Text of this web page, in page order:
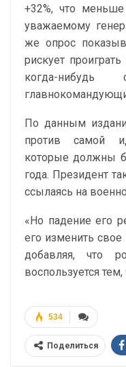
+32%, что
уважаемому
же опрос
рискует
когда-
По данным
против самой
которые должны
года. Президент
ссылаясь на
«Но падение его
его изменить
добавляя, что
воспользуется
534
Поделиться